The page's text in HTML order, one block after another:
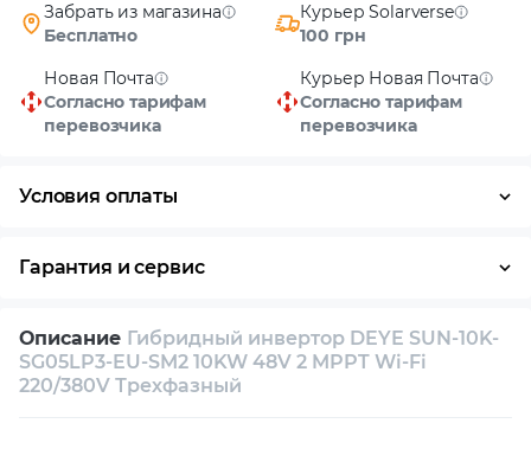
Забрать из магазина
Бесплатно
Курьер Solarverse
100 грн
Новая Почта
Согласно тарифам
перевозчика
Курьер Новая Почта
Согласно тарифам
перевозчика
Условия оплаты
Гарантия и сервис
Собственный сервисный центр
Техническая поддержка
Описание Гибридный инвертор DEYE SUN-10K-
SG05LP3-EU-SM2 10KW 48V 2 MPPT Wi-Fi
220/380V Трехфазный